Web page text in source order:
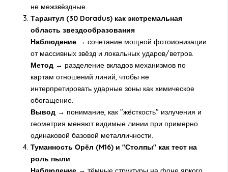
не межзвёздные.
Тарантул (30 Doradus) как экстремальная
область звездообразования
Наблюдение → сочетание мощной фотоионизации
от массивных звёзд и локальных ударов/ветров.
Метод → разделение вкладов механизмов по
картам отношений линий, чтобы не
интерпретировать ударные зоны как химическое
обогащение.
Вывод → понимание, как "жёсткость" излучения и
геометрия меняют видимые линии при примерно
одинаковой базовой металличности.
Туманность Орёл (M16) и "Столпы" как тест на
роль пыли